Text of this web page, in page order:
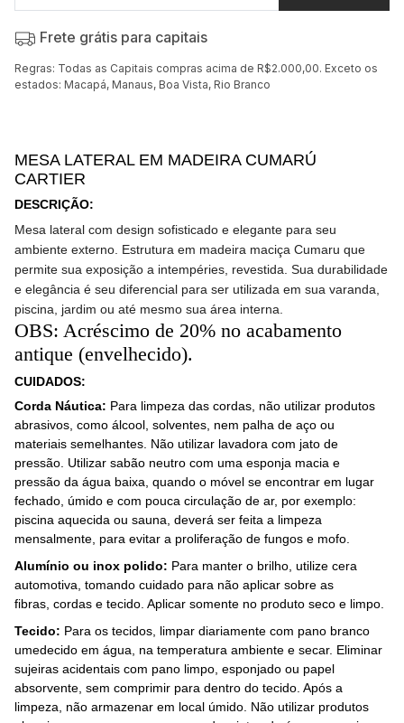
Frete grátis para capitais
Regras: Todas as Capitais compras acima de R$2.000,00. Exceto os
estados: Macapá, Manaus, Boa Vista, Rio Branco
MESA LATERAL EM MADEIRA CUMARÚ
CARTIER
DESCRIÇÃO:
Mesa lateral com design sofisticado e elegante para seu
ambiente externo. Estrutura em madeira maciça Cumaru que
permite sua exposição a intempéries, revestida. Sua durabilidade
e elegância é seu diferencial para ser utilizada em sua varanda,
piscina, jardim ou até mesmo sua área interna.
OBS: Acréscimo de 20% no acabamento
antique (envelhecido).
CUIDADOS:
Corda Náutica: Para limpeza das cordas, não utilizar produtos
abrasivos, como álcool, solventes, nem palha de aço ou
materiais semelhantes. Não utilizar lavadora com jato de
pressão. Utilizar sabão neutro com uma esponja macia e
pressão da água baixa, quando o móvel se encontrar em lugar
fechado, úmido e com pouca circulação de ar, por exemplo:
piscina aquecida ou sauna, deverá ser feita a limpeza
mensalmente, para evitar a proliferação de fungos e mofo.
Alumínio ou inox polido: Para manter o brilho, utilize cera
automotiva, tomando cuidado para não aplicar sobre as
fibras, cordas e tecido. Aplicar somente no produto seco e limpo.
Tecido: Para os tecidos, limpar diariamente com pano branco
umedecido em água, na temperatura ambiente e secar. Eliminar
sujeiras acidentais com pano limpo, esponjado ou papel
absorvente, sem comprimir para dentro do tecido. Após a
limpeza, não armazenar em local úmido. Não utilizar produtos